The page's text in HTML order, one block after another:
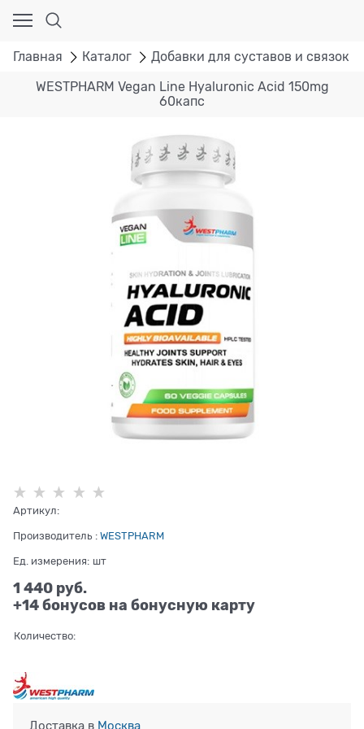
Главная Каталог Добавки для суставов и связок
WESTPHARM Vegan Line Hyaluronic Acid 150mg
60капс
Артикул:
Производитель : WESTPHARM
Ед. измерения: шт
1 440 руб.
+14 бонусов на бонусную карту
Количество:
Доставка в Москва